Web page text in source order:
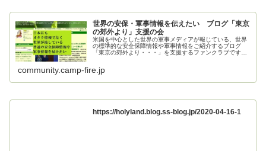
世界の安保・軍事情報を伝えたい ブログ「東京
の郊外より」支援の会
米国を中心とした世界の軍事メディアが報じている、世界
の標準的な安全保障情報や軍事情報をご紹介するブログ
「東京の郊外より・・・」を支援するファンクラブです。
community.camp-fire.jp
https://holyland.blog.ss-blog.jp/2020-04-16-1